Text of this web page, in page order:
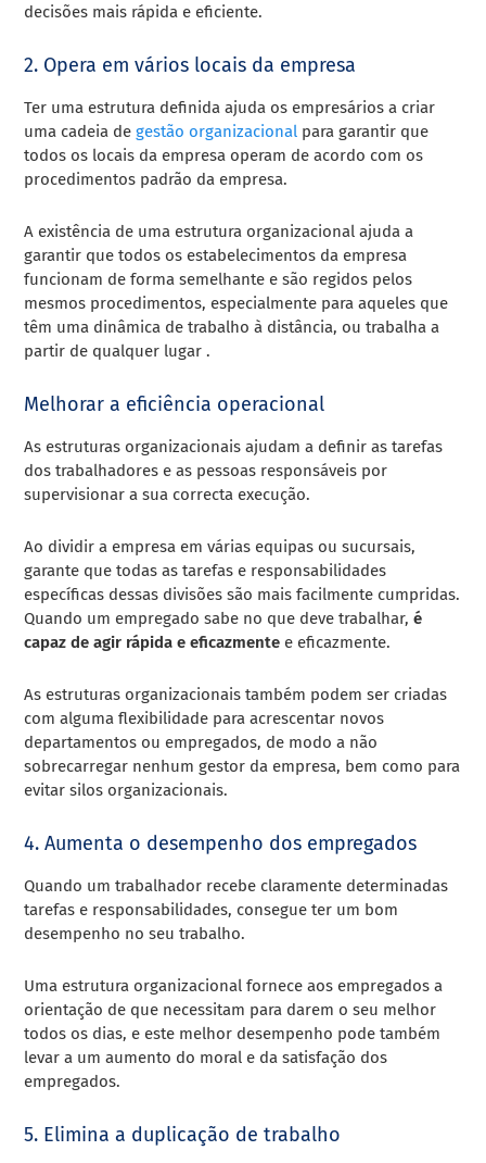
decisões mais rápida e eficiente.
2. Opera em vários locais da empresa
Ter uma estrutura definida ajuda os empresários a criar
uma cadeia degestão organizacional para garantir que
todos os locais da empresa operam de acordo com os
procedimentos padrão da empresa.
A existência de uma estrutura organizacional ajuda a
garantir que todos os estabelecimentos da empresa
funcionam de forma semelhante e são regidos pelos
mesmos procedimentos, especialmente para aqueles que
têm uma dinâmica de trabalho à distância, outrabalha a
partir de qualquer lugar .
Melhorar a eficiência operacional
As estruturas organizacionais ajudam a definir as tarefas
dos trabalhadores e as pessoas responsáveis por
supervisionar a sua correcta execução.
Ao dividir a empresa em várias equipas ou sucursais,
garante que todas as tarefas e responsabilidades
específicas dessas divisões são mais facilmente cumpridas.
Quando um empregado sabe no que deve trabalhar,é
capaz de agir rápida e eficazmente e eficazmente.
As estruturas organizacionais também podem ser criadas
com alguma flexibilidade para acrescentar novos
departamentos ou empregados, de modo a não
sobrecarregar nenhum gestor da empresa, bem como para
evitar silos organizacionais.
4. Aumenta o desempenho dos empregados
Quando um trabalhador recebe claramente determinadas
tarefas e responsabilidades, consegue ter um bom
desempenho no seu trabalho.
Uma estrutura organizacional fornece aos empregados a
orientação de que necessitam para darem o seu melhor
todos os dias, e este melhor desempenho pode também
levar a um aumento do moral e da satisfação dos
empregados.
5. Elimina a duplicação de trabalho